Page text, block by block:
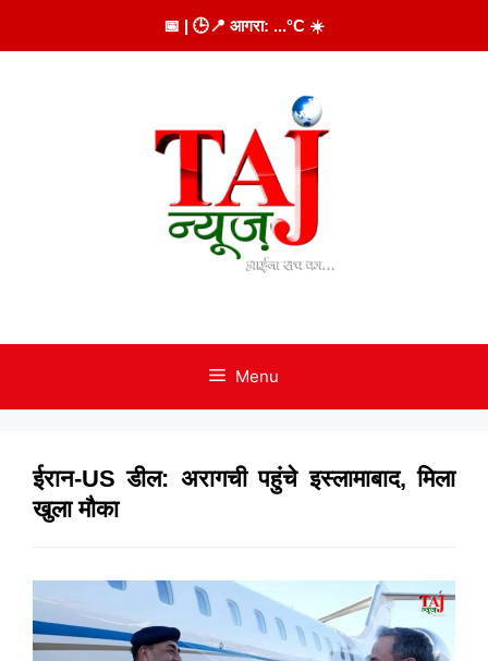
to
📅 | 🕒📍 आगरा: ...°C ☀️
Menu
ईरान-US डील: अरागची पहुंचे इस्लामाबाद, मिला
खुला मौका